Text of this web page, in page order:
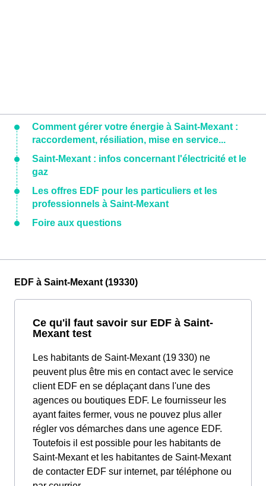
Comment gérer votre énergie à Saint-Mexant :
raccordement, résiliation, mise en service...
Saint-Mexant : infos concernant l'électricité et le
gaz
Les offres EDF pour les particuliers et les
professionnels à Saint-Mexant
Foire aux questions
EDF à Saint-Mexant (19330)
Ce qu'il faut savoir sur EDF à Saint-
Mexant test
Les habitants de Saint-Mexant (19 330) ne
peuvent plus être mis en contact avec le service
client EDF en se déplaçant dans l'une des
agences ou boutiques EDF. Le fournisseur les
ayant faites fermer, vous ne pouvez plus aller
régler vos démarches dans une agence EDF.
Toutefois il est possible pour les habitants de
Saint-Mexant et les habitantes de Saint-Mexant
de contacter EDF sur internet, par téléphone ou